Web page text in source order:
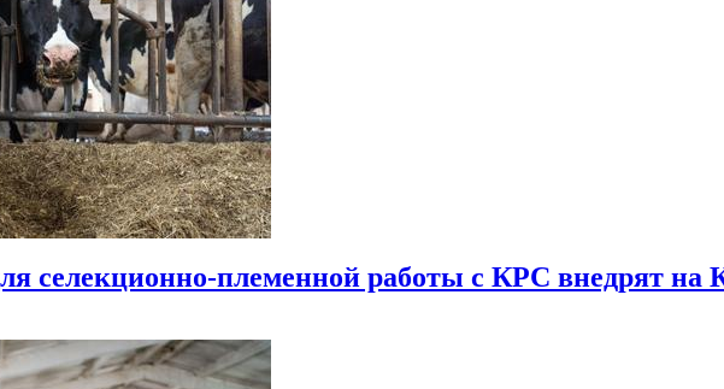
селекционно-племенной работы с КРС внедрят на